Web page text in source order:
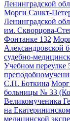
Ленинградской
Морги Санкт-
Ленинградской
им. Скворцова-
Фонтанке 132
Александровской
судебно-
Учебном переулке
С.П. Боткина
больницы № 33
Великомученика
на
медицинской